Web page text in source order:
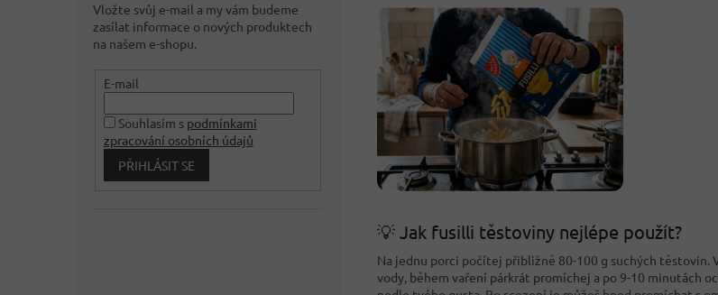
Vložte svůj e-mail a my vám budeme
zasílat informace o nových produktech
na našem e-shopu.
E-mail
Souhlasím s podmínkami
zpracování osobních údajů
PŘIHLÁSIT SE
💡 Jak fusilli těstoviny nejlépe použít?
Na jednu porci počítej přibližně 80-100 g suchých těstovin.
vody, během vaření párkrát promíchej a po 9-10 minutách